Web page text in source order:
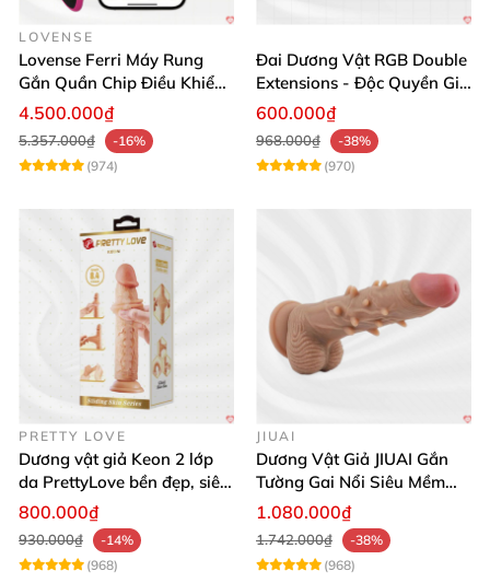
LOVENSE
Lovense Ferri Máy Rung
Gắn Quần Chip Điều Khiển
App Tăng Hưng Phấn
4.500.000₫
5.357.000₫
-16%
(974)
Đai Dương Vật RGB Double
Extensions - Độc Quyền Giá
Sốc
600.000₫
968.000₫
-38%
(970)
PRETTY LOVE
Dương vật giả Keon 2 lớp
da PrettyLove bền đẹp, siêu
mềm mại
800.000₫
930.000₫
-14%
(968)
JIUAI
Dương Vật Giả JIUAI Gắn
Tường Gai Nổi Siêu Mềm
Thoải Mái Mua Ngay
1.080.000₫
1.742.000₫
-38%
(968)